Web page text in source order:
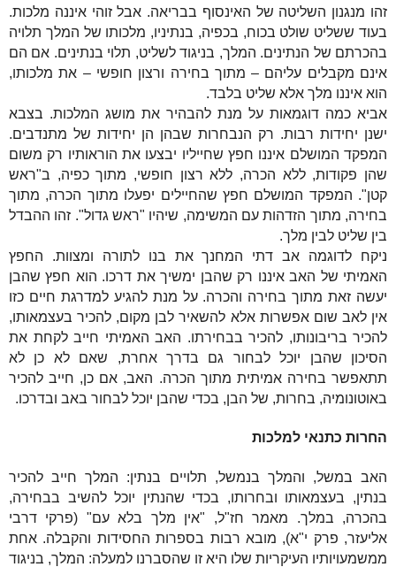
זהו מנגנון השליטה של האינסוף בבריאה. אבל זוהי איננה מלכות.
בעוד ששליט שולט בכוח, בכפיה, בנתיניו, מלכותו של המלך תלויה
בהכרתם של הנתינים. המלך, בניגוד לשליט, תלוי בנתינים. אם הם
אינם מקבלים עליהם – מתוך בחירה ורצון חופשי – את מלכותו,
הוא איננו מלך אלא שליט בלבד.
אביא כמה דוגמאות על מנת להבהיר את מושג המלכות. בצבא
ישנן יחידות רבות. רק הנבחרות שבהן הן יחידות של מתנדבים.
המפקד המושלם איננו חפץ שחייליו יבצעו את הוראותיו רק משום
שהן פקודות, ללא הכרה, ללא רצון חופשי, מתוך כפיה, ב"ראש
קטן". המפקד המושלם חפץ שהחיילים יפעלו מתוך הכרה, מתוך
בחירה, מתוך הזדהות עם המשימה, שיהיו "ראש גדול". זהו ההבדל
בין שליט לבין מלך.
ניקח לדוגמה אב דתי המחנך את בנו לתורה ומצוות. החפץ
האמיתי של האב איננו רק שהבן ימשיך את דרכו. הוא חפץ שהבן
יעשה זאת מתוך בחירה והכרה. על מנת להגיע למדרגת חיים כזו
אין לאב שום אפשרות אלא להשאיר לבן מקום, להכיר בעצמאותו,
להכיר בריבונותו, להכיר בבחירתו. האב האמיתי חייב לקחת את
הסיכון שהבן יוכל לבחור גם בדרך אחרת, שאם לא כן לא
תתאפשר בחירה אמיתית מתוך הכרה. האב, אם כן, חייב להכיר
באוטונומיה, בחרות, של הבן, בכדי שהבן יוכל לבחור באב ובדרכו.
החרות כתנאי למלכות
האב במשל, והמלך בנמשל, תלויים בנתין: המלך חייב להכיר
בנתין, בעצמאותו ובחרותו, בכדי שהנתין יוכל להשיב בבחירה,
בהכרה, במלך. מאמר חז"ל, "אין מלך בלא עם" (פרקי דרבי
אליעזר, פרק י"א), מובא רבות בספרות החסידות והקבלה. אחת
ממשמעויותיו העיקריות שלו היא זו שהסברנו למעלה: המלך, בניגוד